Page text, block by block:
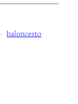
baloncesto